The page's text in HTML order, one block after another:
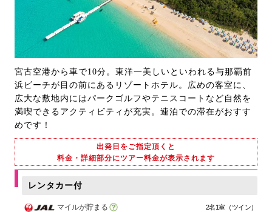
宮古空港から車で10分。東洋一美しいといわれる与那覇前
浜ビーチが目の前にあるリゾートホテル。広めの客室に、
広大な敷地内にはパークゴルフやテニスコートなど自然を
満喫できるアクティビティが充実。連泊での滞在がおすす
めです！
出発日をご指定頂くと
料金・詳細部分にツアー料金が表示されます
レンタカー付
マイルが貯まる
2名1室（ツイン）